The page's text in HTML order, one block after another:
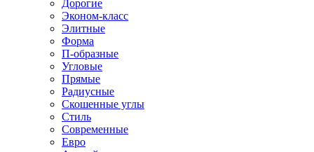
Дорогие
Эконом-класс
Элитные
Форма
П-образные
Угловые
Прямые
Радиусные
Скошенные углы
Стиль
Современные
Евро